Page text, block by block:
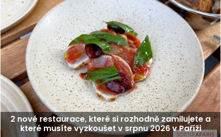
2 nové restaurace, které si rozhodně zamilujete a
které musíte vyzkoušet v srpnu 2026 v Paříži